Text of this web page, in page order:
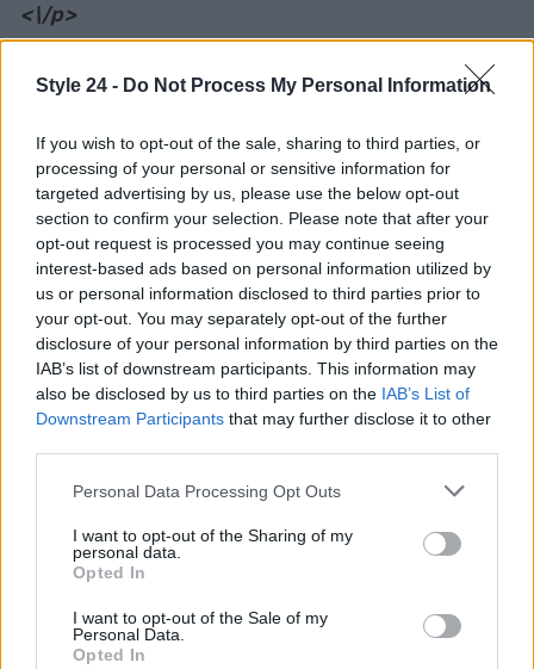
Style 24 - Do Not Process My Personal Information
If you wish to opt-out of the sale, sharing to third parties, or
processing of your personal or sensitive information for
targeted advertising by us, please use the below opt-out
section to confirm your selection. Please note that after your
opt-out request is processed you may continue seeing
interest-based ads based on personal information utilized by
us or personal information disclosed to third parties prior to
your opt-out. You may separately opt-out of the further
disclosure of your personal information by third parties on the
IAB’s list of downstream participants. This information may
also be disclosed by us to third parties on the IAB’s List of
Downstream Participants that may further disclose it to other
Please note that this website/app uses one or more Google
not limited to your visit or usage behaviour. You may click to
grant or deny consent to Google and its third-party tags to
use your data for below specified purposes in below Google
consent section.
Personal Data Processing Opt Outs
I want to opt-out of the Sharing of my
personal data.
Opted In
I want to opt-out of the Sale of my
Personal Data.
Opted In
<\/p>
Staff